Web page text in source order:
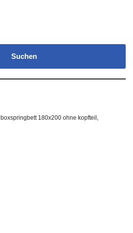
Suchen
boxspringbett 180x200 ohne kopfteil,